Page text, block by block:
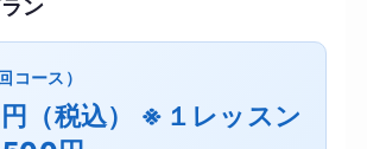
ン
コース）
（税込） ※１レッスン